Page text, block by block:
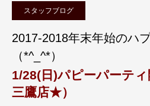
スタッフブログ
2017-2018年末年始のハ
（*^_^*）
1/28(日)パピーパーテ
三鷹店★）